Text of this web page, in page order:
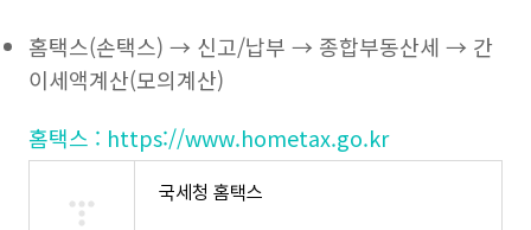
홈택스(손택스) → 신고/납부 → 종합부동산세 → 간
이세액계산(모의계산)
홈택스 : https://www.hometax.go.kr
국세청 홈택스